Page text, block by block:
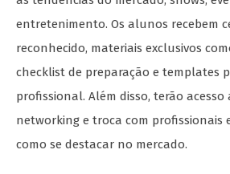
entretenimento. Os alunos recebem
reconhecido, materiais exclusivos
checklist de preparação e templates
profissional. Além disso, terão
networking e troca com profissionais
como se destacar no mercado.